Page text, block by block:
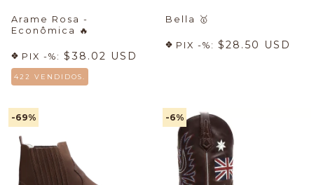
Arame Rosa -
Econômica
🔥
PIX -%: $38.02 USD
422 VENDIDOS.
Bella 🥇
PIX -%: $28.50 USD
-69% -6%